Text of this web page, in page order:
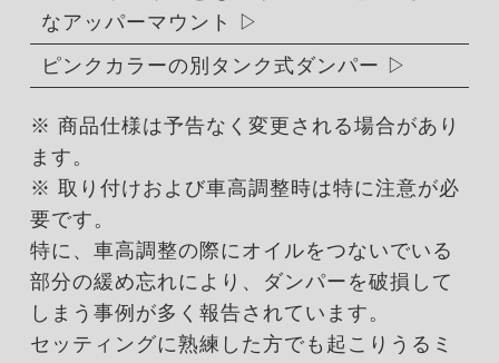
なアッパーマウント
ピンクカラーの別タンク式ダンパー
※ 商品仕様は予告なく変更される場合があり
ます。
※ 取り付けおよび車高調整時は特に注意が必
要です。
特に、車高調整の際にオイルをつないでいる
部分の緩め忘れにより、ダンパーを破損して
しまう事例が多く報告されています。
セッティングに熟練した方でも起こりうるミ